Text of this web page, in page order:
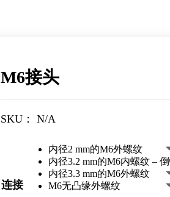
M6接头
SKU： N/A
连接
内径2 mm的M6外螺纹
内径3.2 mm的M6内螺纹 –
内径3.3 mm的M6外螺纹
M6无凸缘外螺纹